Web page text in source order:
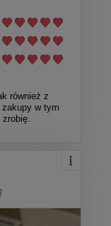
również z
zakupy w tym